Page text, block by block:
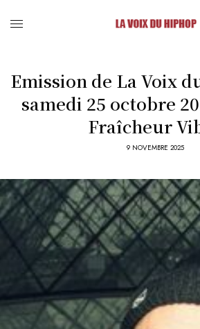
Emission de La Voix
samedi 25 octobre
Fraîcheur
9 NOVEMBRE 2025